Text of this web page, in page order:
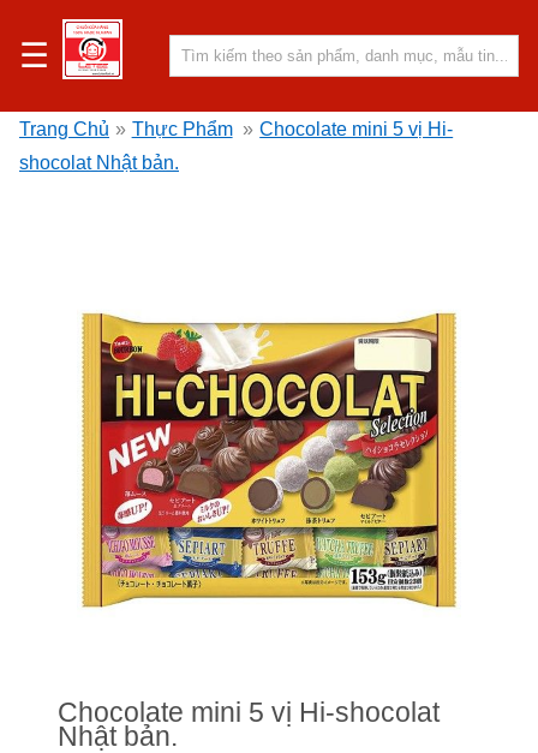
☰
Trang Chủ » Thực Phẩm » Chocolate mini 5 vị Hi-
shocolat Nhật bản.
Chocolate mini 5 vị Hi-shocolat
Nhật bản.